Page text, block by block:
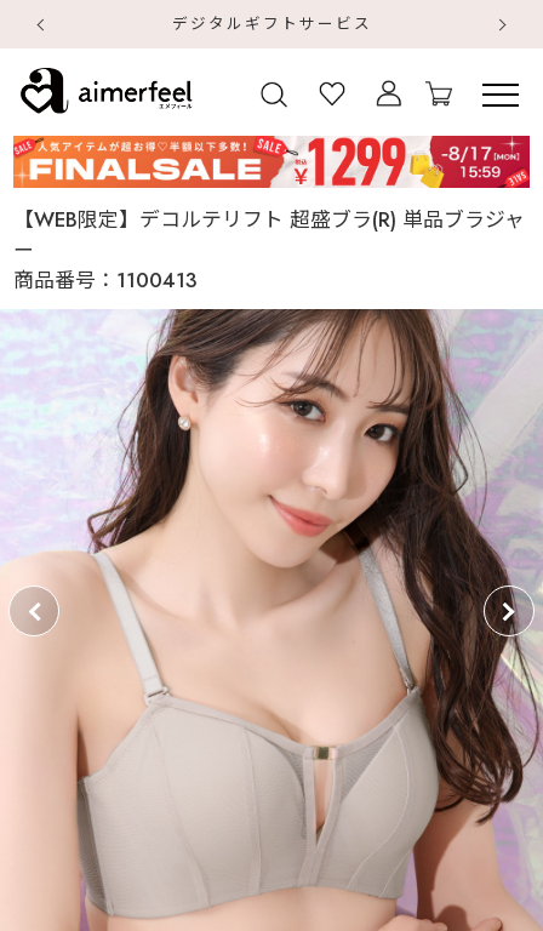
デジタルギフトサービス
【WEB限定】デコルテリフト 超盛ブラ(R) 単品ブラジャ
ー
商品番号： 1100413